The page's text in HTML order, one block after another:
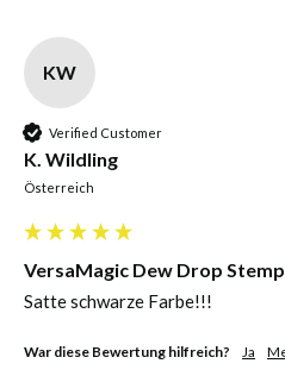
KW
Verified Customer
K. Wildling
Österreich
VersaMagic Dew Drop
Satte schwarze Farbe!!!
War diese Bewertung hilfreich? Ja